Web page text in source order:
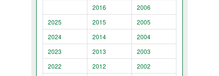
2016
2006
2025
2015
2005
2024
2014
2004
2023
2013
2003
2022
2012
2002